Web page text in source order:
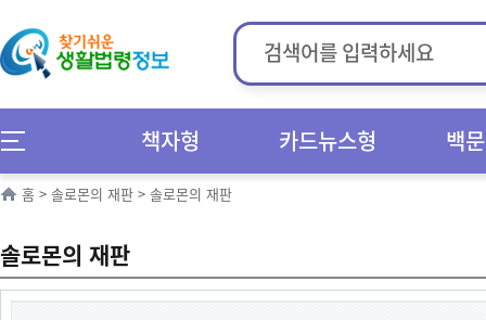
책자형 카드뉴스형 백
홈 > 솔로몬의 재판 > 솔로몬의 재판
솔로몬의 재판